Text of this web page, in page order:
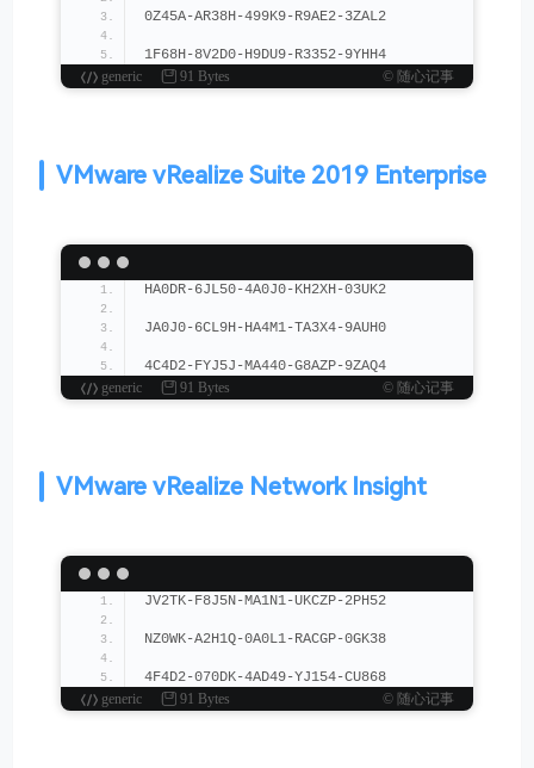
0Z45A-AR38H-499K9-R9AE2-3ZAL2
1F68H-8V2D0-H9DU9-R3352-9YHH4
generic
91 Bytes © 随心记事
VMware vRealize Suite 2019 Enterprise
HA0DR-6JL50-4A0J0-KH2XH-03UK2
JA0J0-6CL9H-HA4M1-TA3X4-9AUH0
4C4D2-FYJ5J-MA440-G8AZP-9ZAQ4
generic
91 Bytes © 随心记事
VMware vRealize Network Insight
JV2TK-F8J5N-MA1N1-UKCZP-2PH52
NZ0WK-A2H1Q-0A0L1-RACGP-0GK38
4F4D2-070DK-4AD49-YJ154-CU868
generic
91 Bytes © 随心记事